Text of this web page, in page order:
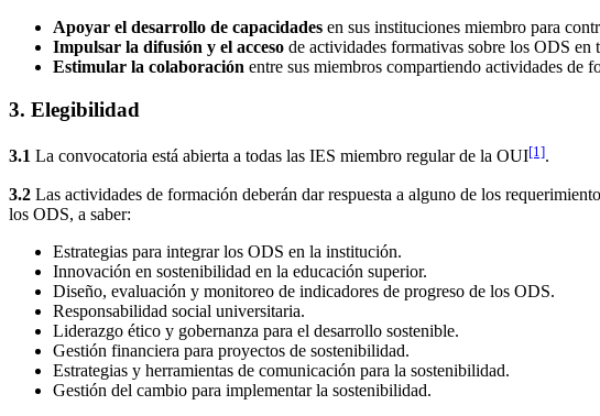
Apoyar el desarrollo de capacidades en sus instituciones miembro para
Impulsar la difusión y el acceso de actividades formativas sobre los ODS en
Estimular la colaboración entre sus miembros compartiendo actividades de
3. Elegibilidad
3.1 La convocatoria está abierta a todas las IES miembro regular de la OUI[1].
3.2 Las actividades de formación deberán dar respuesta a alguno de los
los ODS, a saber:
Estrategias para integrar los ODS en la institución.
Innovación en sostenibilidad en la educación superior.
Diseño, evaluación y monitoreo de indicadores de progreso de los ODS.
Responsabilidad social universitaria.
Liderazgo ético y gobernanza para el desarrollo sostenible.
Gestión financiera para proyectos de sostenibilidad.
Estrategias y herramientas de comunicación para la sostenibilidad.
Gestión del cambio para implementar la sostenibilidad.